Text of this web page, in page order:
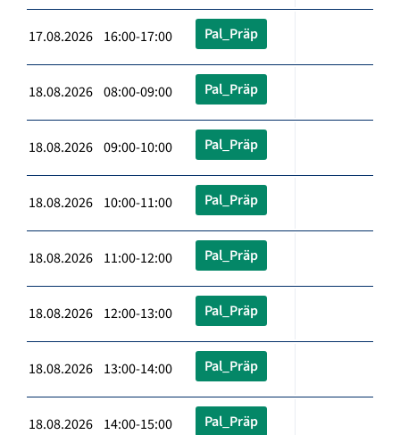
17.08.2026 16:00-17:00 Pal_Präp
18.08.2026 08:00-09:00 Pal_Präp
18.08.2026 09:00-10:00 Pal_Präp
18.08.2026 10:00-11:00 Pal_Präp
18.08.2026 11:00-12:00 Pal_Präp
18.08.2026 12:00-13:00 Pal_Präp
18.08.2026 13:00-14:00 Pal_Präp
18.08.2026 14:00-15:00 Pal_Präp